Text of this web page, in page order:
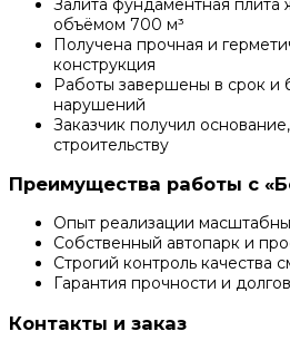
Залита фундаментная плита
объёмом 700 м³
Получена прочная и
конструкция
Работы завершены в срок и
нарушений
Заказчик получил
строительству
Преимущества работы с
Опыт реализации
Собственный автопарк и
Строгий контроль качества
Гарантия прочности и
Контакты и заказ